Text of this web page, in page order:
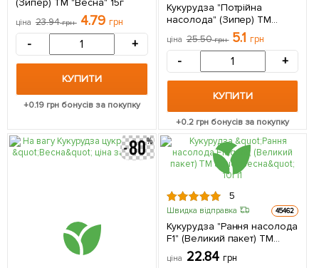
(Зипер) ТМ "Весна" 15г
ціна 23.94грн 4.79 грн
- +
КУПИТИ
+0.19 грн бонусів за покупку
Кукурудза "Потрійна
насолода" (Зипер) ТМ
ціна 25.50грн 5.1 грн
- +
КУПИТИ
+0.2грн бонусів за покупку
5
Швидка відправка 45462
Кукурудза "Рання насолода
F1" (Великий пакет) ТМ
"Весна" 10г
ціна 22.84 грн